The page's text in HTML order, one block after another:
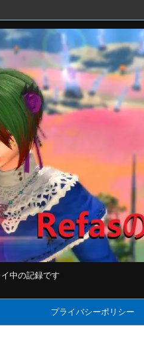
中の記録です
プライバシーポリシー